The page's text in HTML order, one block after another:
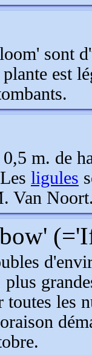
sont
est
m. de
ligules
Van
plus
toutes les